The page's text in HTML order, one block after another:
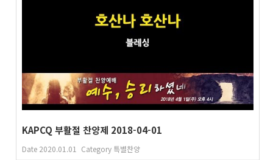
KAPCQ 부활절 찬양제 2018-04-01
Date 2020.01.01 Category 특별찬양